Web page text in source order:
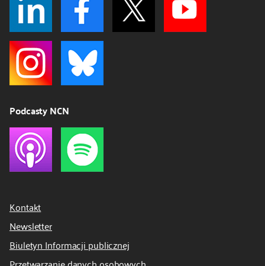
Podcasty NCN
Kontakt
Newsletter
Biuletyn Informacji publicznej